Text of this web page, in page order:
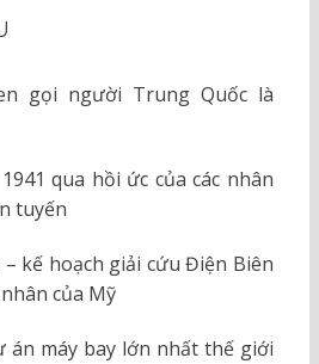
gọi người Trung Quốc là
qua hồi ức của các nhân
tuyến
– kế hoạch giải cứu Điện Biên
của Mỹ
án máy bay lớn nhất thế giới